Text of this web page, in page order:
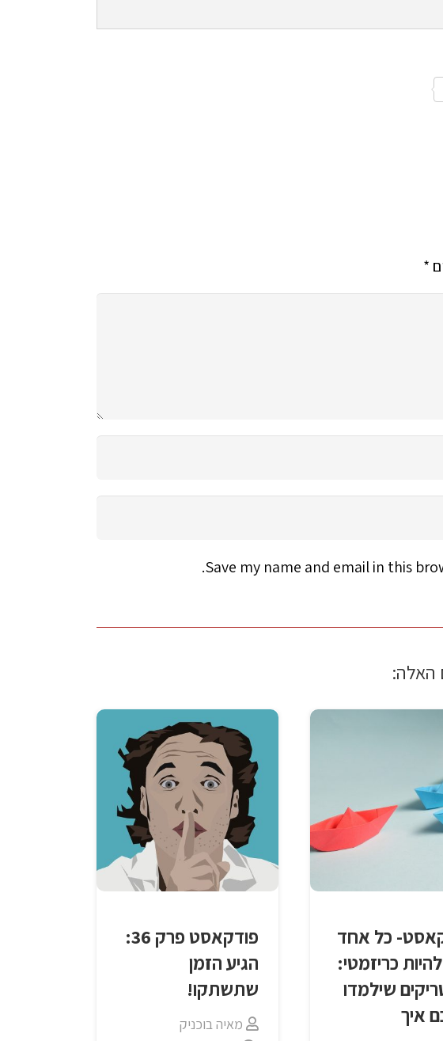
*
Save my name and email in this
האלה:
כל אחד
להיות כריזמטי:
טריקים שילמדו
איך
פודקאסט פרק 36:
הגיע הזמן
שתשתקו!
מאיה בוכניק